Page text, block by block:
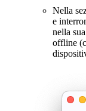
Nella
e
nella
offline